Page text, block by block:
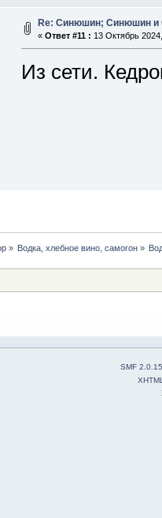
Re: Синюшин; Синюшин и
« Ответ #11 : 13 Октябрь
Из сети.
» Водка, хлебное вино, самогон»
SMF 2.0.15